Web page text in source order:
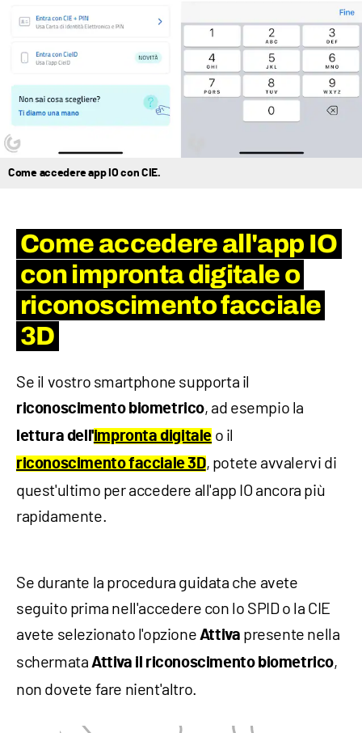
Come accedere app IO con CIE.
Come accedere all'app IO
con impronta digitale o
riconoscimento facciale
3D
Se il vostro smartphone supporta il
riconoscimento biometrico, ad esempio la
lettura dell'impronta digitale o il
riconoscimento facciale 3D, potete avvalervi di
quest'ultimo per accedere all'app IO ancora più
rapidamente.
Se durante la procedura guidata che avete
seguito prima nell'accedere con lo SPID o la CIE
avete selezionato l'opzione Attiva presente nella
schermata Attiva il riconoscimento biometrico,
non dovete fare nient'altro.